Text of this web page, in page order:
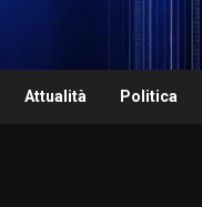
Attualità Politica